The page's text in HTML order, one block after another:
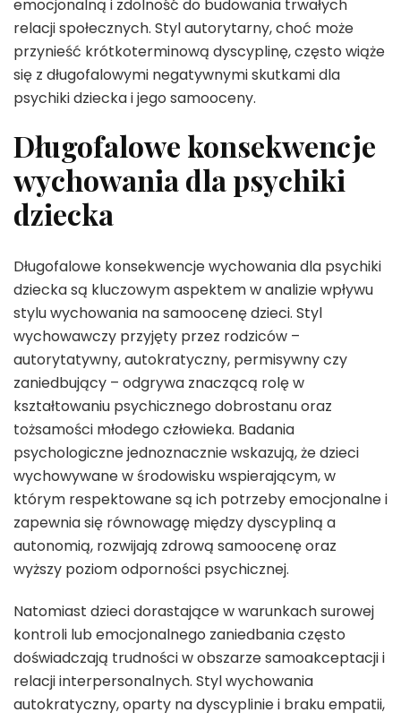
emocjonalną i zdolność do budowania trwałych
relacji społecznych. Styl autorytarny, choć może
przynieść krótkoterminową dyscyplinę, często wiąże
się z długofalowymi negatywnymi skutkami dla
psychiki dziecka i jego samooceny.
Długofalowe konsekwencje
wychowania dla psychiki
dziecka
Długofalowe konsekwencje wychowania dla psychiki
dziecka są kluczowym aspektem w analizie wpływu
stylu wychowania na samoocenę dzieci. Styl
wychowawczy przyjęty przez rodziców –
autorytatywny, autokratyczny, permisywny czy
zaniedbujący – odgrywa znaczącą rolę w
kształtowaniu psychicznego dobrostanu oraz
tożsamości młodego człowieka. Badania
psychologiczne jednoznacznie wskazują, że dzieci
wychowywane w środowisku wspierającym, w
którym respektowane są ich potrzeby emocjonalne i
zapewnia się równowagę między dyscypliną a
autonomią, rozwijają zdrową samoocenę oraz
wyższy poziom odporności psychicznej.
Natomiast dzieci dorastające w warunkach surowej
kontroli lub emocjonalnego zaniedbania często
doświadczają trudności w obszarze samoakceptacji i
relacji interpersonalnych. Styl wychowania
autokratyczny, oparty na dyscyplinie i braku empatii,